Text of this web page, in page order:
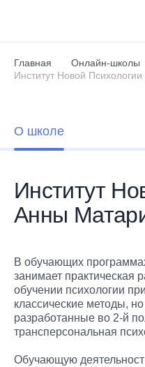
Главная
Онлайн-школы
Институт Новой
О школе
Институт
Анны
В обучающих
занимает практическая
обучении психологии
классические методы,
разработанные во 2-й
трансперсональная
Обучающую